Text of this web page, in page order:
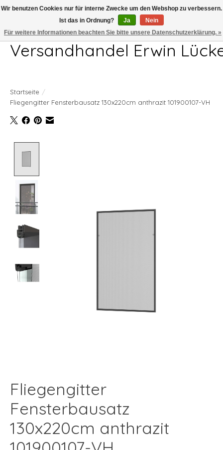
Telefon 04407 715872 MO-DO 7.00-17.00Uhr FR 7.00-13.00Uhr
Versandhandel Erwin
Startseite /
Fliegengitter Fensterbausatz 130x220cm anthrazit 101900107-VH
Fliegengitter
Fensterbausatz
130x220cm anthrazit
Wir benutzen Cookies nur für interne Zwecke um den Webshop zu verbessern.
Ist das in Ordnung?
Ja
Nein
Für weitere Informationen beachten Sie bitte unsere Datenschutzerklärung. »